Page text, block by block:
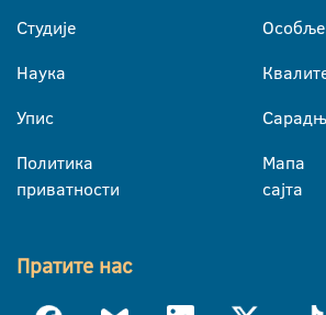
Студије
Наука
Упис
Политика
приватности
Особље
Мапа
сајта
Пратите нас